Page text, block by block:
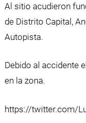
Al sitio acudieron
de Distrito Capital,
Autopista.
Debido al accidente
en la zona.
https://twitter.com/